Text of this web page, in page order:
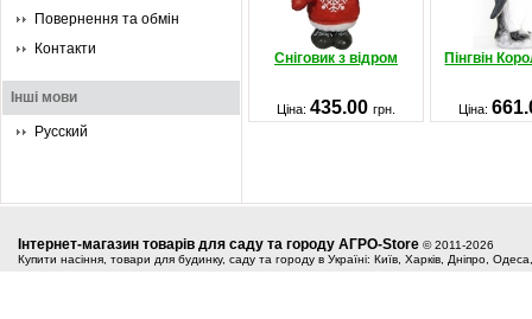
Повернення та обмін
Контакти
Інші мови
Русский
Сніговик з відром Пінгвін
Ціна: 435.00 грн. Ціна:
Інтернет-магазин товарів для саду та городу АГРО-Store © 2011-2026
Купити насіння, товари для будинку, саду та городу в Україні: Київ, Харків, Дніпро,